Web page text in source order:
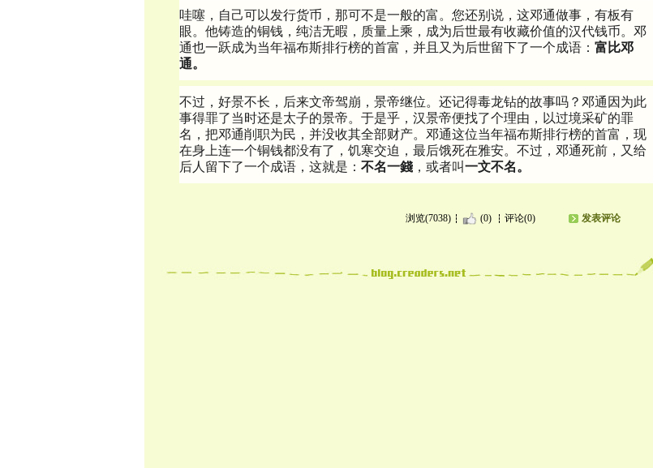
哇噻，自己可以发行货币，那可不是一般的富。您还别说，这邓通做事，有板有
眼。他铸造的铜钱，纯洁无暇，质量上乘，成为后世最有收藏价值的汉代钱币。邓
通也一跃成为当年福布斯排行榜的首富，并且又为后世留下了一个成语： 富比邓
通。
不过，好景不长，后来文帝驾崩，景帝继位。还记得毒龙钻的故事吗？邓通因为此
事得罪了当时还是太子的景帝。于是乎，汉景帝便找了个理由，以过境采矿的罪
名，把邓通削职为民，并没收其全部财产。邓通这位当年福布斯排行榜的首富，现
在身上连一个铜钱都没有了，饥寒交迫，最后饿死在雅安。不过，邓通死前，又给
后人留下了一个成语，这就是： 不名一錢，或者叫一文不名。
浏览(7038) (0) 评论(0) 发表评论